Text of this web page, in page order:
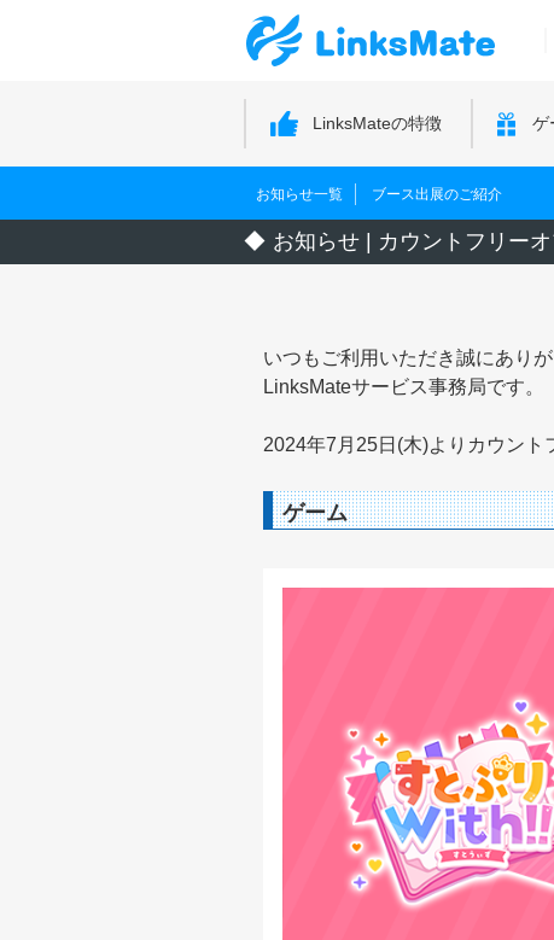
LinksMateの特徴 ゲ
お知らせ一覧 ブース出展のご紹介
お知らせ | カウントフリー
いつもご利用いただき誠にありが
LinksMateサービス事務局です。
2024年7月25日(木)よりカウント
ゲーム